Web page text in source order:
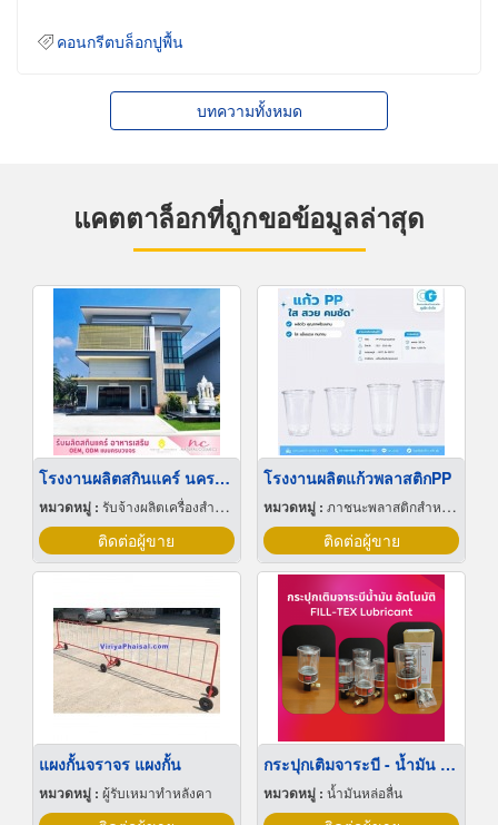
คอนกรีตบล็อกปูพื้น
บทความทั้งหมด
แคตตาล็อกที่ถูกขอข้อมูลล่าสุด
โรงงานผลิตสกินแคร์ นครปฐม
หมวดหมู่ : รับจ้างผลิตเครื่องสำอาง
ติดต่อผู้ขาย
โรงงานผลิตแก้วพลาสติกPP
หมวดหมู่ : ภาชนะพลาสติกสำหรับบรรจุ
ติดต่อผู้ขาย
แผงกั้นจราจร แผงกั้น
หมวดหมู่ : ผู้รับเหมาทำหลังคา
กระปุกเติมจาระบี - น้ำมัน อัตโนมัติ
หมวดหมู่ : น้ำมันหล่อลื่น